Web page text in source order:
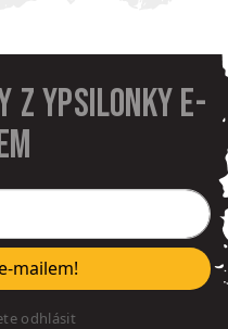
z Ypsilonky e-
mailem!
odhlásit